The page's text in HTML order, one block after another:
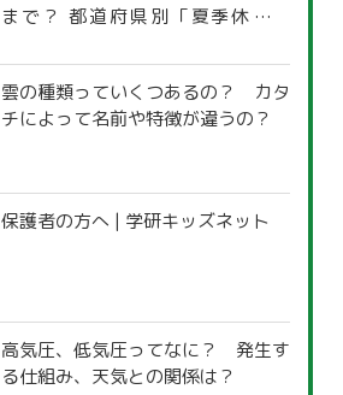
まで？ 都道府県別「夏季休暇一
雲の種類っていくつあるの？ カタ
チによって名前や特徴が違うの？
保護者の方へ | 学研キッズネット
高気圧、低気圧ってなに？ 発生す
る仕組み、天気との関係は？